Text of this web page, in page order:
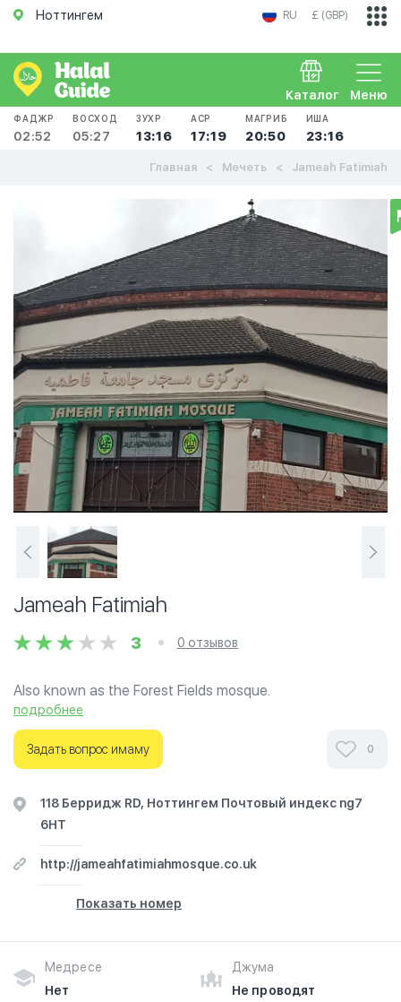
Ноттингем RU £ (GBP)
Меню
Каталог
ФАДЖР
02:52
ВОСХОД
05:27
ЗУХР
13:16
АСР
17:19
МАГРИБ
20:50
ИША
23:16
Главная Мечеть Jameah Fatimiah
Jameah Fatimiah
3 0 отзывов
Also known as the Forest Fields mosque.
Ознакомьтесь с отзывами посетителей Jameah
Fatimiah в г.Ноттингем на фотографиях и узнайте о
часах работы. Ваше духовное путешествие начинается
подробнее
Задать вопрос имаму 0
118 Берридж RD, Ноттингем Почтовый индекс ng7
6HT
http://jameahfatimiahmosque.co.uk
Показать номер
Медресе
Нет
Джума
Не проводят